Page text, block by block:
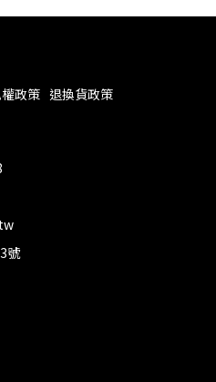
政策 退換貨政策
號